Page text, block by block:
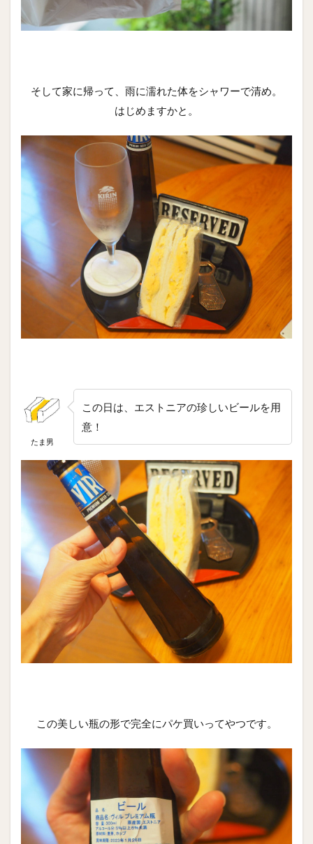
そして家に帰って、雨に濡れた体をシャワーで清め。
はじめますかと。
たま男
この日は、エストニアの珍しいビールを用
意！
この美しい瓶の形で完全にパケ買いってやつです。